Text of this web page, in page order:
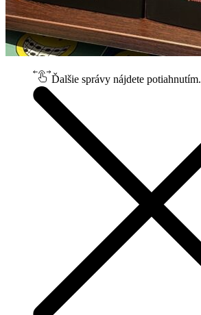
Ďalšie správy nájdete potiahnutím.